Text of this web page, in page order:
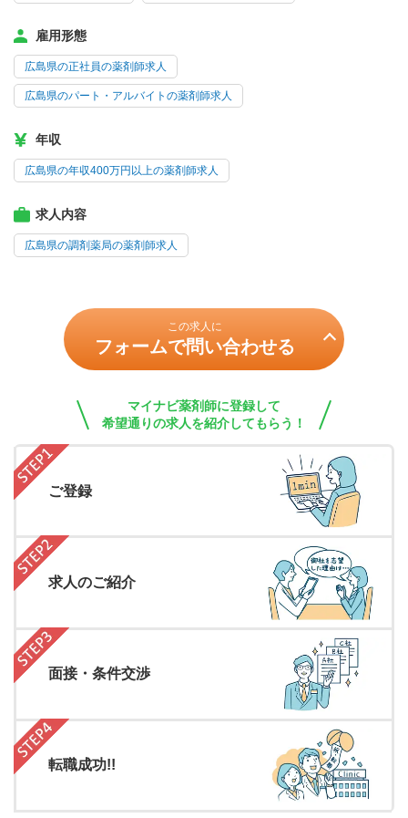
雇用形態
広島県の正社員の薬剤師求人
広島県のパート・アルバイトの薬剤師求人
年収
広島県の年収400万円以上の薬剤師求人
求人内容
広島県の調剤薬局の薬剤師求人
この求人に
フォームで問い合わせる
マイナビ薬剤師に登録して
希望通りの求人を紹介してもらう！
ご登録
求人のご紹介
面接・条件交渉
転職成功!!